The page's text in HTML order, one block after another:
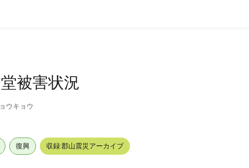
堂被害状況
ウキョウ
復興 収録:郡山震災アーカイブ